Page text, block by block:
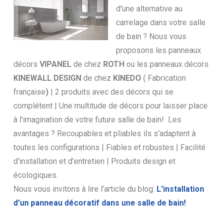
d'une alternative au
carrelage dans votre salle
de bain ? Nous vous
proposons les panneaux
décors VIPANELde chez ROTH ou les panneaux décors
KINEWALL DESIGNde chez KINEDO ( Fabrication
française)| 2 produits avec des décors qui se
complétent | Une multitude de décors pour laisser place
à l'imagination de votre future salle de bain! Les
avantages ? Recoupables et pliables ils s'adaptent à
toutes les configurations | Fiables et robustes | Facilité
d'installation et d'entretien | Produits design et
écologiques.
Nous vous invitons à lire l'article du blog: L'installation
d'un panneau décoratif dans une salle de bain!